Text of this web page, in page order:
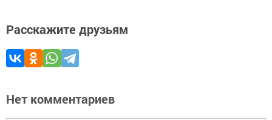
Расскажите друзьям
Нет комментариев